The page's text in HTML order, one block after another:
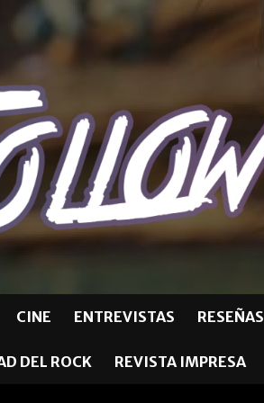
CINE ENTREVISTAS RESEÑAS
DEL ROCK REVISTA IMPRESA